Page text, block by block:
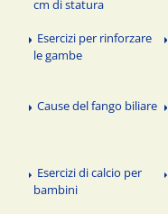
cm di statura
Esercizi per rinforzare
le gambe
Cause del fango biliare
Esercizi di calcio per
bambini